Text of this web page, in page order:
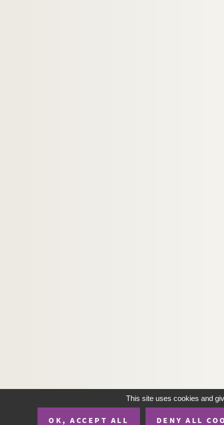
This site uses cookies and
OK, ACCEPT ALL DENY ALL